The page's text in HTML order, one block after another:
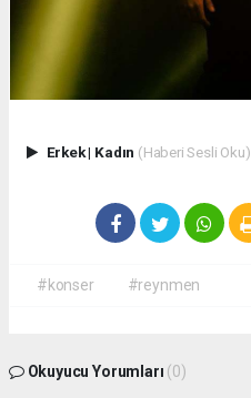
Erkek| Kadın (Haberi Sesli Oku)
#konser #reynmen
Okuyucu Yorumları (0)